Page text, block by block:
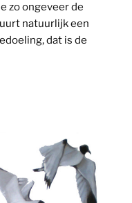
zo ongeveer de
natuurlijk een
dat is de